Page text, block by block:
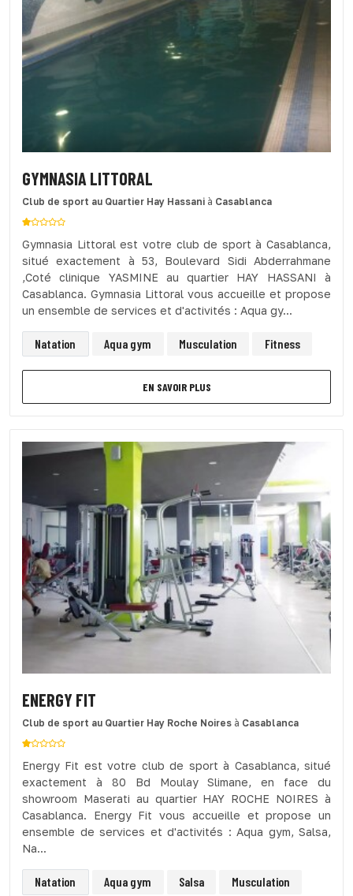
GYMNASIA LITTORAL
Club de sport au Quartier Hay Hassani à Casablanca
Gymnasia Littoral est votre club de sport à Casablanca,
situé exactement à 53, Boulevard Sidi Abderrahmane
,Coté clinique YASMINE au quartier HAY HASSANI à
Casablanca. Gymnasia Littoral vous accueille et propose
un ensemble de services et d'activités : Aqua gy...
Natation Aqua gym Musculation Fitness
EN SAVOIR PLUS
ENERGY FIT
Club de sport au Quartier Hay Roche Noires à Casablanca
Energy Fit est votre club de sport à Casablanca, situé
exactement à 80 Bd Moulay Slimane, en face du
showroom Maserati au quartier HAY ROCHE NOIRES à
Casablanca. Energy Fit vous accueille et propose un
ensemble de services et d'activités : Aqua gym, Salsa,
Na...
Natation Aqua gym Salsa Musculation